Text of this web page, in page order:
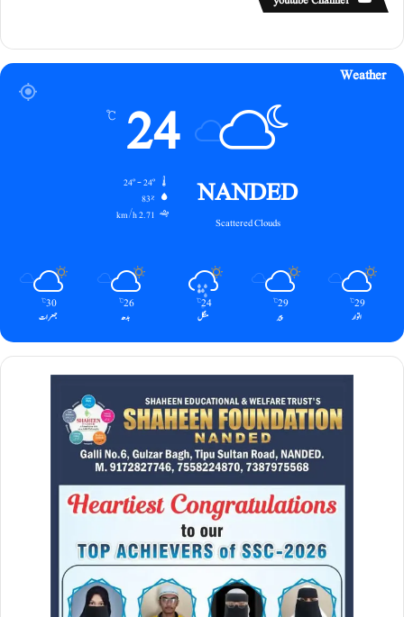
Weather
NANDED
Scattered Clouds
24
℃
83%
2.71 km/h
29
℃
اتوار
29
℃
پیر
24
℃
منگل
26
℃
بدھ
30
℃
جمعرات